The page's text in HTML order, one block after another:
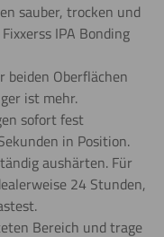
sauber, trocken und
IPA Bonding
beiden Oberflächen
ist mehr.
sofort fest
in Position.
aushärten. Für
24 Stunden,
Bereich und trage